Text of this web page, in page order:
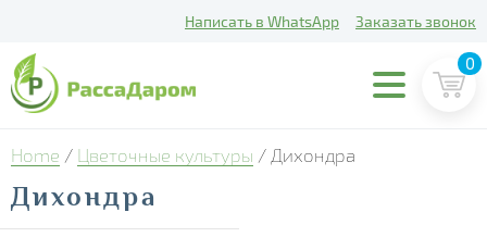
Написать в WhatsApp Заказать звонок
0
Home / Цветочные культуры / Дихондра
Дихондра